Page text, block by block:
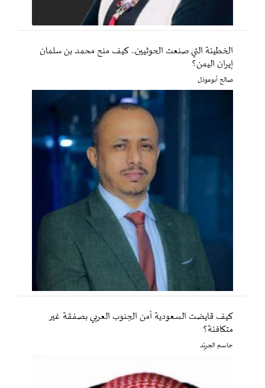
الخطيئة التي صنعت الحوثيين.. كيف منح محمد بن سلمان
إيران اليمن؟
صالح أبوعوذل
كيف قايضت السعودية أمن الجنوب العربي بصفقة غير
متكافئة؟
جاسم الجريّد